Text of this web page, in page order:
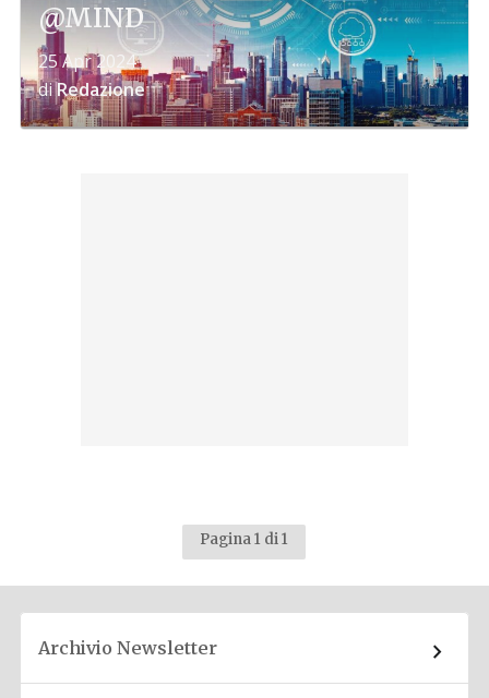
@MIND
25 Apr 2024
diRedazione
Pagina 1 di 1
Archivio Newsletter